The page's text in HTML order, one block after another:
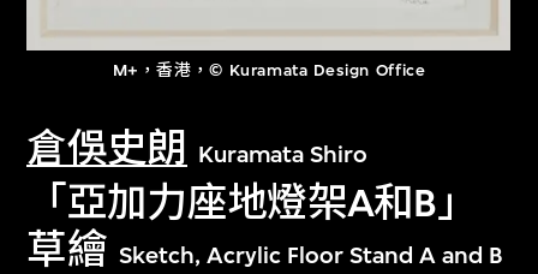
M+，香港，© Kuramata Design Office
倉俁史朗 Kuramata Shiro
「亞加力座地燈架A和B」
草繪 Sketch, Acrylic Floor Stand A and B
探索世界頂級的二十及二十一世紀視覺
文化藏品。